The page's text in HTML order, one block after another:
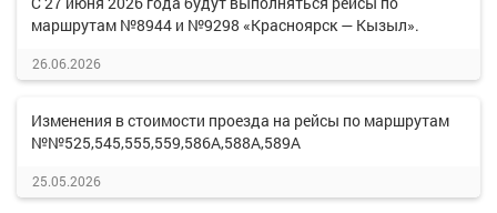
маршрутам №8944 и №9298 «Красноярск — Кызыл».
26.06.2026
Изменения в стоимости проезда на рейсы по маршрутам
№№525,545,555,559,586А,588А,589А
25.05.2026